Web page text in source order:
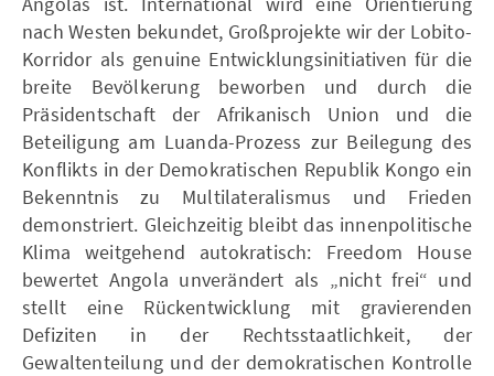
nach Westen bekundet, Großprojekte wir der Lobito-
Korridor als genuine Entwicklungsinitiativen für die
breite Bevölkerung beworben und durch die
Präsidentschaft der Afrikanisch Union und die
Beteiligung am Luanda-Prozess zur Beilegung des
Konflikts in der Demokratischen Republik Kongo ein
Bekenntnis zu Multilateralismus und Frieden
demonstriert. Gleichzeitig bleibt das innenpolitische
Klima weitgehend autokratisch: Freedom House
bewertet Angola unverändert als „nicht frei“ und
stellt eine Rückentwicklung mit gravierenden
Defiziten in der Rechtsstaatlichkeit, der
Gewaltenteilung und der demokratischen Kontrolle